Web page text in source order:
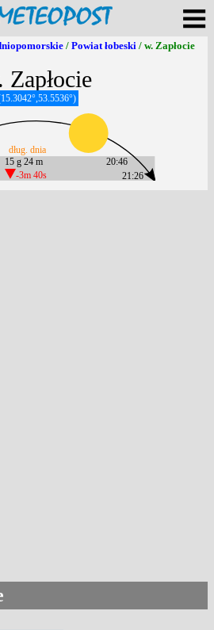
/ Powiat łobeski / w. Zapłocie
Zapłocie
15 g 24 m
-3m 40s
dług. dnia
21:26
20:46